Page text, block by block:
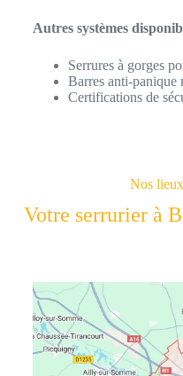
Autres systèmes
Serrures à gorges
Barres anti-panique
Certifications de
Nos
Votre serrurier à